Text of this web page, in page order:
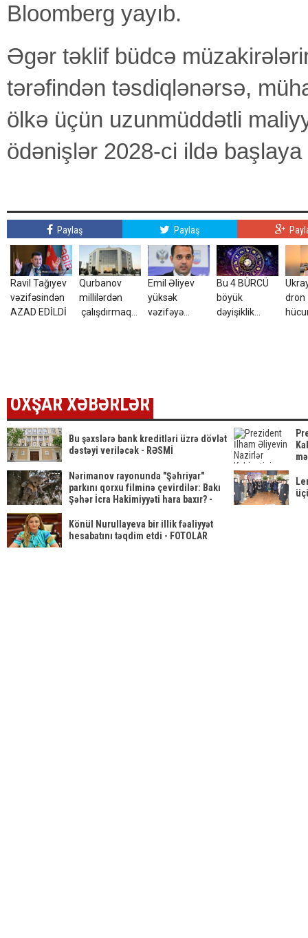
Bloomberg yayıb.
Əgər təklif büdcə
tərəfindən təsdiqlənərsə,
ölkə üçün uzunmüddətli
ödənişlər 2028-ci ildə başlaya
Paylaş Paylaş
Ravil Tağıyev
vəzifəsindən
AZAD EDİLDİ
Qurbanov
millilərdən
çalışdırmaq
Emil Əliyev
yüksək
vəzifəyə
Bu 4 BÜRCÜ
böyük
dəyişiklik
dron
OXŞAR XƏBƏRLƏR
Bu şəxslərə bank kreditləri üzrə dövlət
dəstəyi veriləcək - RƏSMİ
Nərimanov rayonunda "Şəhriyar"
parkını qorxu filminə çevirdilər: Bakı
Şəhər İcra Hakimiyyəti hara baxır? -
Könül Nurullayeva bir illik fəaliyyət
hesabatını təqdim etdi - FOTOLAR